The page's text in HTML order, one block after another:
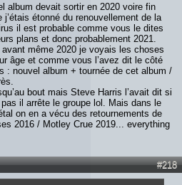
album devait sortir en 2020 voire fin
j’étais étonné du renouvellement de la
il est probable comme vous le dites
plans et donc probablement 2021.
même 2020 je voyais les choses
âge et comme vous l’avez dit le côté
: nouvel album + tournée de cet album /
bout mais Steve Harris l’avait dit si
pas il arrête le groupe lol. Mais dans le
on en a vécu des retournements de
2016 / Motley Crue 2019... everything
#218